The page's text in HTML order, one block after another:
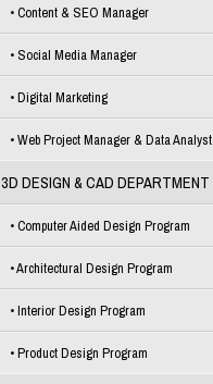
Content & SEO Manager
Social Media Manager
Digital Marketing
Web Project Manager & Data Analyst
3D DESIGN & CAD DEPARTMENT
Computer Aided Design Program
Architectural Design Program
Interior Design Program
Product Design Program